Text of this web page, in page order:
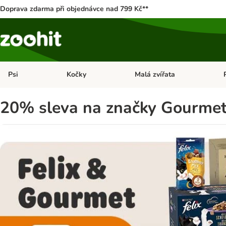
Doprava zdarma při objednávce nad 799 Kč**
Psi Otevřít menu: Psi
Kočky Otevřít menu: Kočky
Malá zvířata
20% sleva na značky